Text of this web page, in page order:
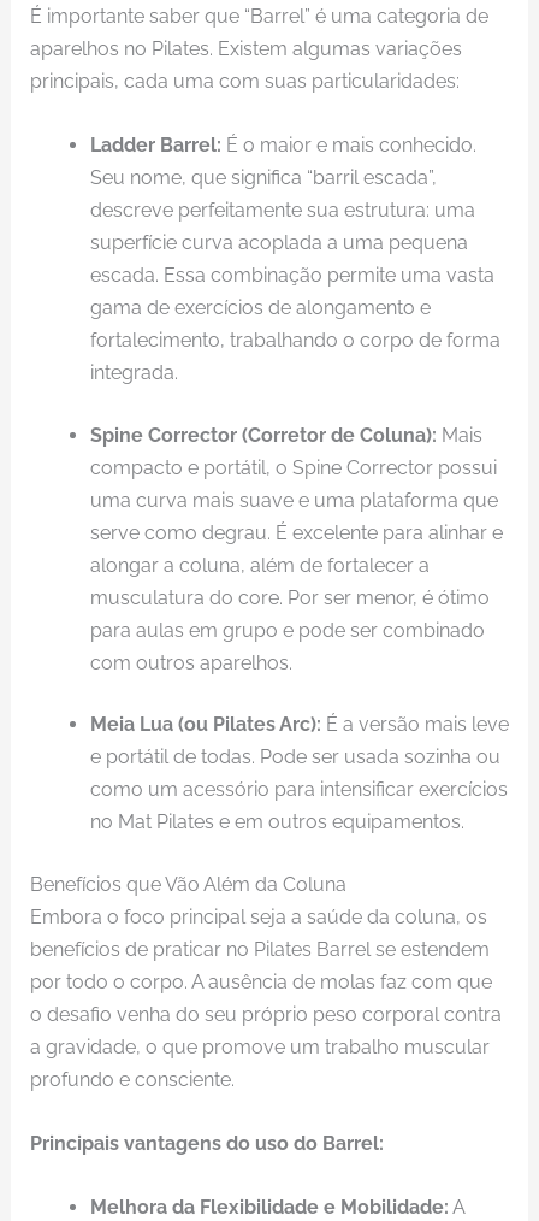
É importante saber que “Barrel” é uma categoria de
aparelhos no Pilates. Existem algumas variações
principais, cada uma com suas particularidades:
Ladder Barrel: É o maior e mais conhecido.
Seu nome, que significa “barril escada”,
descreve perfeitamente sua estrutura: uma
superfície curva acoplada a uma pequena
escada. Essa combinação permite uma vasta
gama de exercícios de alongamento e
fortalecimento, trabalhando o corpo de forma
integrada.
Spine Corrector (Corretor de Coluna): Mais
compacto e portátil, o Spine Corrector possui
uma curva mais suave e uma plataforma que
serve como degrau. É excelente para alinhar e
alongar a coluna, além de fortalecer a
musculatura do core. Por ser menor, é ótimo
para aulas em grupo e pode ser combinado
com outros aparelhos.
Meia Lua (ou Pilates Arc): É a versão mais leve
e portátil de todas. Pode ser usada sozinha ou
como um acessório para intensificar exercícios
no Mat Pilates e em outros equipamentos.
Benefícios que Vão Além da Coluna
Embora o foco principal seja a saúde da coluna, os
benefícios de praticar no Pilates Barrel se estendem
por todo o corpo. A ausência de molas faz com que
o desafio venha do seu próprio peso corporal contra
a gravidade, o que promove um trabalho muscular
profundo e consciente.
Principais vantagens do uso do Barrel:
Melhora da Flexibilidade e Mobilidade: A